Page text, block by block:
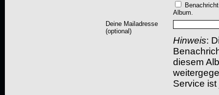
Album.
Deine Mailadresse
(optional)
Hinweis:
diesem
Service